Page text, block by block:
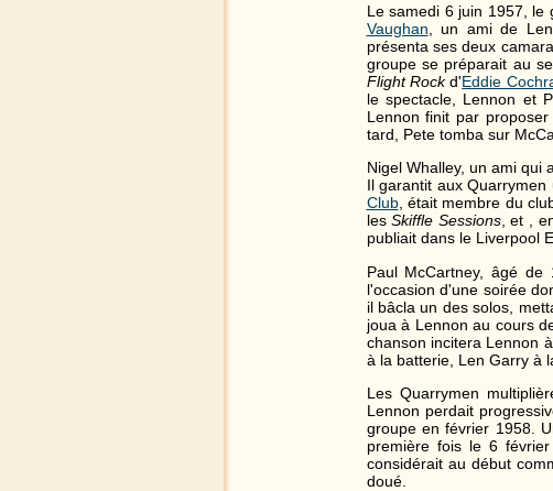
Le samedi 6 juin 1957, le
Vaughan , un ami de
présenta ses deux
groupe se préparait au
Flight Rockd'Eddie
le spectacle, Lennon et
Lennon finit par
tard, Pete tomba sur
Nigel Whalley, un ami qui
Il garantit aux
Club, était membre du
lesSkiffle Sessions, et ,
publiait dans le Liverpool
Paul McCartney, âgé
l'occasion d'une soirée
il bâcla un des solos,
joua à Lennon au cours
chanson incitera Lennon
à la batterie, Len Garry à
Les Quarrymen
Lennon perdait
groupe en février 1958.
première fois le 6
considérait au début
doué.